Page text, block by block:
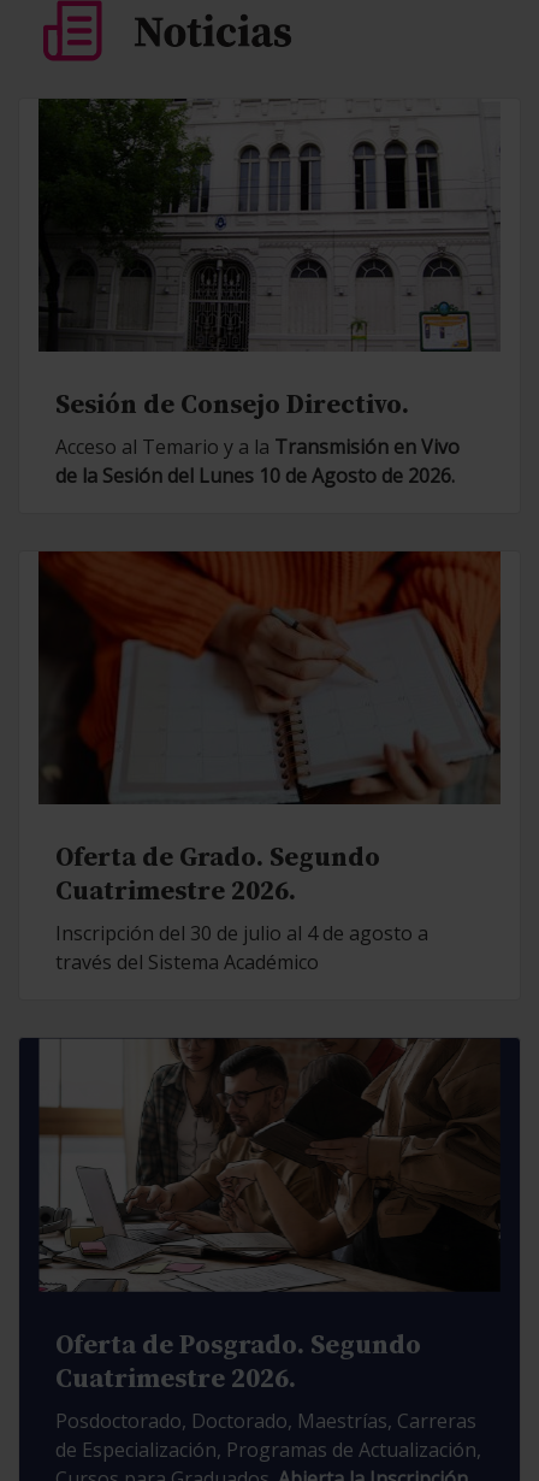
Sesión de Consejo Directivo.
Acceso al Temario y a la Transmisión en Vivo
de la Sesión del Lunes 10 de Agosto de 2026.
Oferta de Grado. Segundo
Cuatrimestre 2026.
Inscripción del 30 de julio al 4 de agosto a
través del Sistema Académico
Oferta de Posgrado. Segundo
Cuatrimestre 2026.
Posdoctorado, Doctorado, Maestrías, Carreras
de Especialización, Programas de Actualización,